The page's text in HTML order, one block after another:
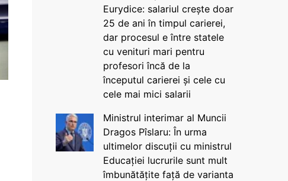
Eurydice: salariul crește doar
25 de ani în timpul carierei,
dar procesul e între statele
cu venituri mari pentru
profesori încă de la
începutul carierei și cele cu
cele mai mici salarii
Ministrul interimar al Muncii
Dragos Pîslaru: În urma
ultimelor discuții cu ministrul
Educației lucrurile sunt mult
îmbunătățite față de varianta